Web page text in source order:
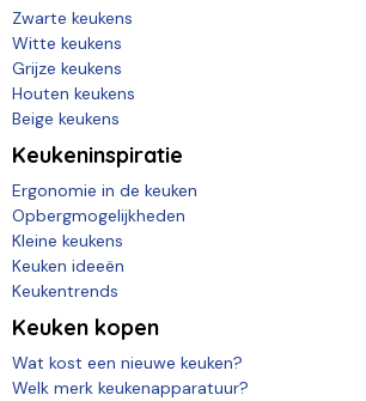
Zwarte keukens
Witte keukens
Grijze keukens
Houten keukens
Beige keukens
Keukeninspiratie
Ergonomie in de keuken
Opbergmogelijkheden
Kleine keukens
Keuken ideeën
Keukentrends
Keuken kopen
Wat kost een nieuwe keuken?
Welk merk keukenapparatuur?